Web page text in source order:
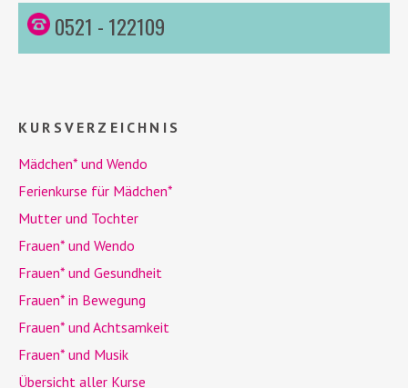
0521 - 122109
KURSVERZEICHNIS
Mädchen* und Wendo
Ferienkurse für Mädchen*
Mutter und Tochter
Frauen* und Wendo
Frauen* und Gesundheit
Frauen* in Bewegung
Frauen* und Achtsamkeit
Frauen* und Musik
Übersicht aller Kurse